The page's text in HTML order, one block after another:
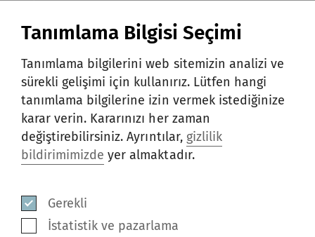
uzmanlarına bırakabilir. Dört çözüm paketi,
tarak komponent ömrünü uzatmak ve
böylece makina duruş sürelerini en aza
indirmek amacıyla çok çeşitli uygulamaları
kapsar.
Bakım paketi çözümleri
1 - Tarak garnitürlerinin
yeniden sarılması ve
Tanımlama Bilgisi Seçimi
Tanımlama bilgilerini web sitemizin analizi ve
sürekli gelişimi için kullanırız. Lütfen hangi
tanımlama bilgilerine izin vermek istediğinize
karar verin. Kararınızı her zaman
değiştirebilirsiniz. Ayrıntılar, gizlilik
bildirimimizde yer almaktadır.
Gerekli
İstatistik ve pazarlama